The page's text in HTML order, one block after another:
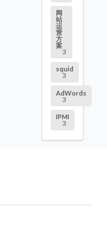
网
站
运
营
方
案
3
squid
3
AdWords
3
IPMI
3